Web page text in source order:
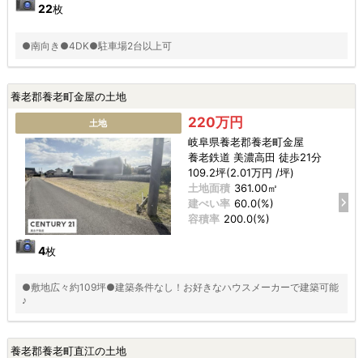
22枚
●南向き●4DK●駐車場2台以上可
養老郡養老町金屋の土地
土地
4枚
220万円
岐阜県養老郡養老町金屋
養老鉄道 美濃高田 徒歩21分
109.2坪(2.01万円 /坪)
土地面積 361.00㎡
建ぺい率 60.0(%)
容積率 200.0(%)
●敷地広々約109坪●建築条件なし！お好きなハウスメーカーで建築可能
♪
養老郡養老町直江の土地